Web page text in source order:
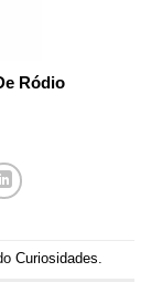
Ródio
Curiosidades.